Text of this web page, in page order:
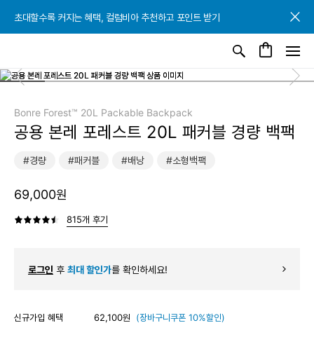
초대할수록 커지는 혜택, 컬럼비아 추천하고 포인트 받기
초대할수록 커지는 혜택, 컬럼비아 추천하고 포인트 받기
초대할수록 커지는 혜택, 컬럼비아 추천하고 포인트 받기
Bonre Forest™ 20L Packable Backpack
공용 본레 포레스트 20L 패커블 경량 백팩
#경량 #패커블 #배낭 #소형백팩
69,000원
815개 후기
로그인 후 최대 할인가를 확인하세요!
신규가입 혜택 62,100원 (장바구니쿠폰 10%할인)